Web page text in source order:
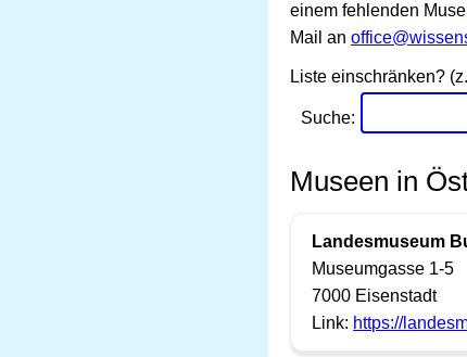
einem fehlenden
Mail an
Liste einschränken?
Suche:
Museen in
Landesmuseum
Museumgasse 1-5
7000 Eisenstadt
Link: https://